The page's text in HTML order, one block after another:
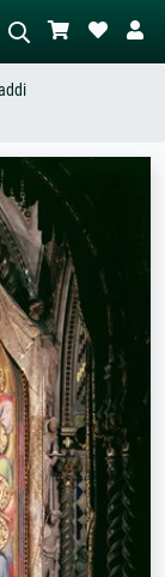
– ex. prairie verte,
de rouge,
nu debout près d'un
arbre.